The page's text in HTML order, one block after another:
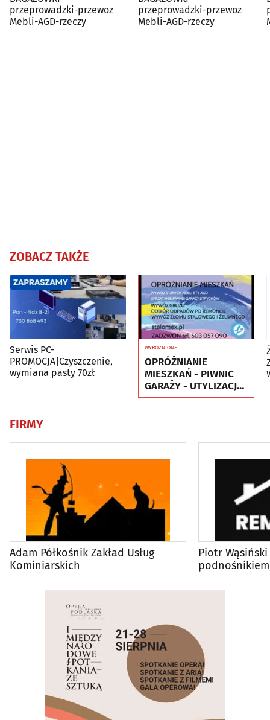
przeprowadzki-przewoz
Mebli-AGD-rzeczy
przeprowadzki-przewoz
Mebli-AGD-rzeczy
ZOBACZ TAKŻE
Serwis PC-
PROMOCJA|Czyszczenie,
wymiana pasty 70zł
WYRÓŻNIONE
OPRÓŻNIANIE
MIESZKAŃ - PIWNIC
GARAŻY - UTYLIZACJA
- WYWÓZ MEBLI RTV
FIRMY
Adam Półkośnik Zakład Usług
Kominiarskich
Piotr Wąsiński